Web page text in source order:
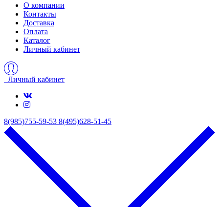
О компании
Контакты
Доставка
Оплата
Каталог
Личный кабинет
Личный кабинет
8(985)755-59-53 8(495)628-51-45